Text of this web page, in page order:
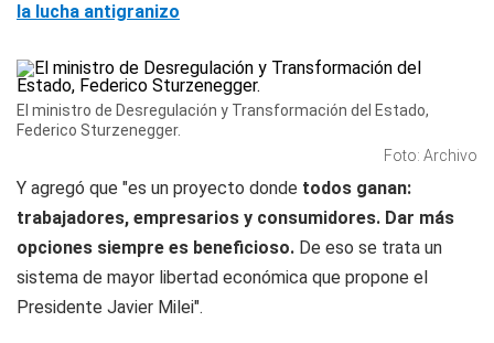
la lucha antigranizo
El ministro de Desregulación y Transformación del Estado,
Federico Sturzenegger.
Foto: Archivo
Y agregó que "es un proyecto donde todos ganan:
trabajadores, empresarios y consumidores. Dar más
opciones siempre es beneficioso. De eso se trata un
sistema de mayor libertad económica que propone el
Presidente Javier Milei".